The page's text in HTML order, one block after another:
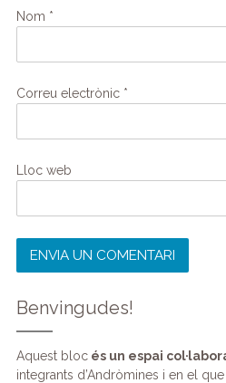
Nom *
Correu electrònic *
Lloc web
Benvingudes!
Aquest blocés un espai
integrants d’Andròmines i en el que